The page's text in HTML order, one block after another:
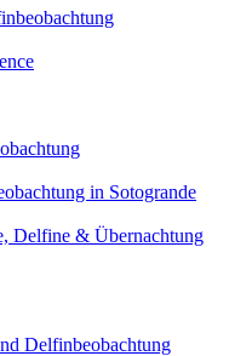
in Sotogrande
Delfine & Übernachtung
Delfinbeobachtung